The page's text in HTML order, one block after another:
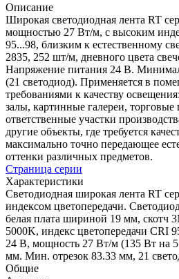
Описание
Широкая светодиодная лента RT
мощностью 27 Вт/м, с высоким
95...98, близким к естественному
2835, 252 шт/м, дневного цвета
Напряжение питания 24 В.
(21 светодиод). Применяется в
требованиями к качеству
залы, картинные галереи,
ответственные участки
другие объекты, где требуется
максимально точно передающее
оттенки различных предметов.
Страница серии
Характеристики
Светодиодная широкая лента RT
индексом цветопередачи.
белая плата шириной 19 мм,
5000K, индекс цветопередачи CRI
24 В, мощность 27 Вт/м (135 Вт на
мм. Мин. отрезок 83.33 мм, 21
Общие